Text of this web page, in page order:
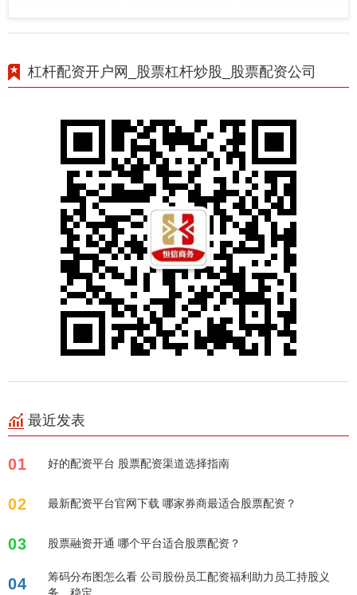
杠杆配资开户网_股票杠杆炒股_股票配资公司
最近发表
01 好的配资平台 股票配资渠道选择指南
02 最新配资平台官网下载 哪家券商最适合股票配资？
03 股票融资开通 哪个平台适合股票配资？
04
筹码分布图怎么看 公司股份员工配资福利助力员工持股义
务，稳定